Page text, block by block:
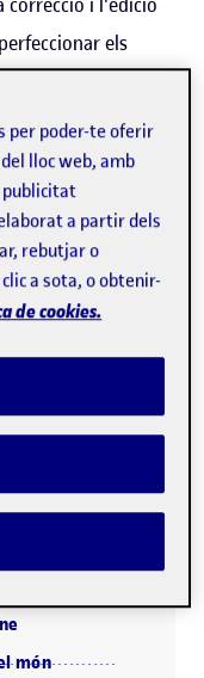
els
aprendran a
a partir de
d'intervenció
segona, adquiriran
les parts
ne
món
per poder-te oferir
lloc web, amb
a partir dels
rebutjar o
a sota, o obtenir-
de cookies.